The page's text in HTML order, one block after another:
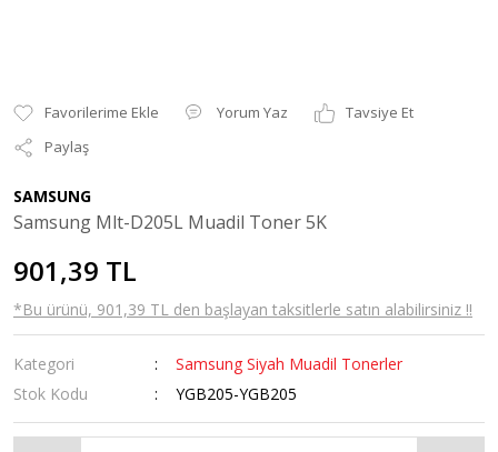
Yorum Yaz
Tavsiye Et
Paylaş
SAMSUNG
Samsung Mlt-D205L Muadil Toner 5K
901,39 TL
*Bu ürünü, 901,39 TL den başlayan taksitlerle satın alabilirsiniz !!
Kategori
Samsung Siyah Muadil Tonerler
Stok Kodu
YGB205-YGB205